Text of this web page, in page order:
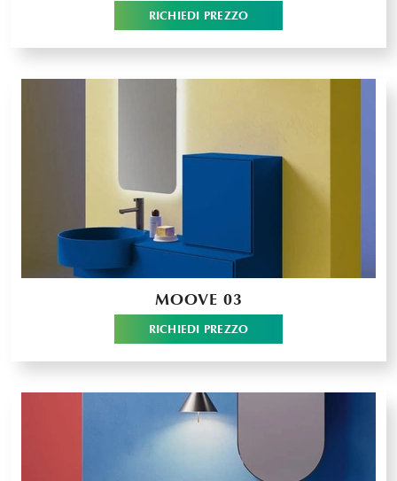
RICHIEDI PREZZO
MOOVE 03
RICHIEDI PREZZO